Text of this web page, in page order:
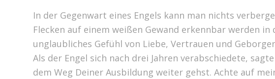
In der Gegenwart eines Engels kann man nichts
Flecken auf einem weißen Gewand erkennbar werden
unglaubliches Gefühl von Liebe, Vertrauen und
Als der Engel sich nach drei Jahren verabschiedete,
dem Weg Deiner Ausbildung weiter gehst. Achte auf